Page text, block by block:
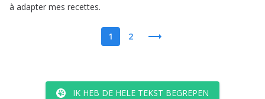
à adapter mes recettes.
1 2
IK HEB DE HELE TEKST BEGREPEN